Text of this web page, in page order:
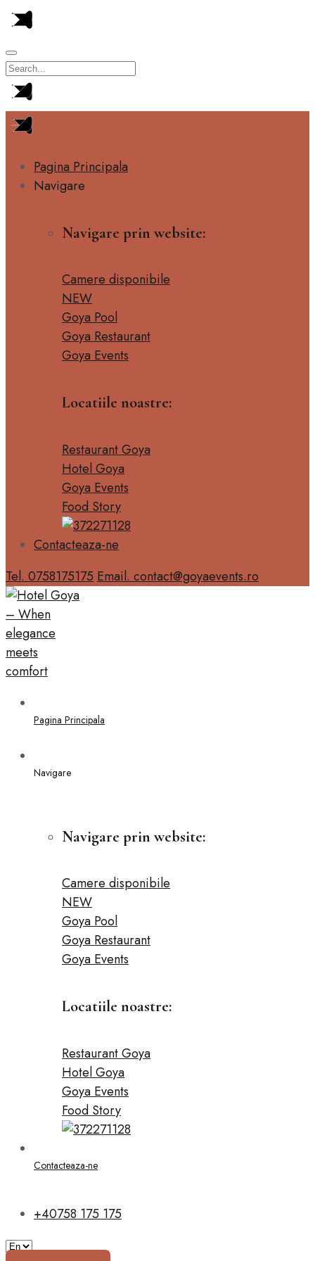
Pagina Principala
Navigare
Navigare prin website:
Camere disponibile
NEW
Goya Pool
Goya Restaurant
Goya Events
Locatiile noastre:
Restaurant Goya
Hotel Goya
Goya Events
Food Story
Contacteaza-ne
Tel. 0758175175 Email. contact@goyaevents.ro
Pagina Principala
Navigare
Navigare prin website:
Camere disponibile
NEW
Goya Pool
Goya Restaurant
Goya Events
Locatiile noastre:
Restaurant Goya
Hotel Goya
Goya Events
Food Story
Contacteaza-ne
+40758 175 175